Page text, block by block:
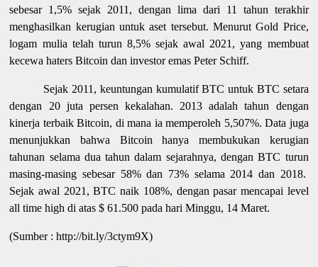
sebesar 1,5% sejak 2011, dengan lima dari 11 tahun terakhir
menghasilkan kerugian untuk aset tersebut. Menurut Gold Price,
logam mulia telah turun 8,5% sejak awal 2021, yang membuat
kecewa haters Bitcoin dan investor emas Peter Schiff.
Sejak 2011, keuntungan kumulatif BTC untuk BTC setara
dengan 20 juta persen kekalahan. 2013 adalah tahun dengan
kinerja terbaik Bitcoin, di mana ia memperoleh 5,507%. Data juga
menunjukkan bahwa Bitcoin hanya membukukan kerugian
tahunan selama dua tahun dalam sejarahnya, dengan BTC turun
masing-masing sebesar 58% dan 73% selama 2014 dan 2018.
Sejak awal 2021, BTC naik 108%, dengan pasar mencapai level
all time high di atas $ 61.500 pada hari Minggu, 14 Maret.
(Sumber : http://bit.ly/3ctym9X)